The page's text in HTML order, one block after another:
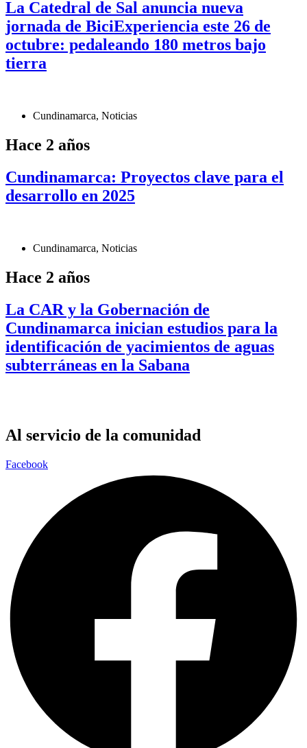
La Catedral de Sal anuncia nueva
jornada de BiciExperiencia este 26 de
octubre: pedaleando 180 metros bajo
tierra
Cundinamarca, Noticias
Hace 2 años
Cundinamarca: Proyectos clave para el
desarrollo en 2025
Cundinamarca, Noticias
Hace 2 años
La CAR y la Gobernación de
Cundinamarca inician estudios para la
identificación de yacimientos de aguas
subterráneas en la Sabana
Al servicio de la comunidad
Facebook